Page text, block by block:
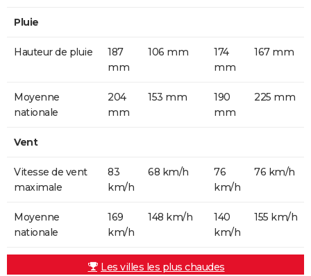
Pluie
Hauteur de pluie
187
mm
106 mm
174
mm
167 mm
Moyenne
nationale
204
mm
153 mm
190
mm
225 mm
Vent
Vitesse de vent
maximale
83
km/h
68 km/h
76
km/h
76 km/h
Moyenne
nationale
169
km/h
148 km/h
140
km/h
155 km/h
Les villes les plus chaudes